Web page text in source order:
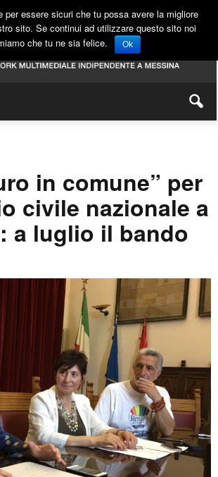
in comune” per
civile nazionale a
a luglio il bando
per essere sicuri che tu possa avere la migliore
sito. Se continui ad utilizzare questo sito noi
che tu ne sia felice.
Ok